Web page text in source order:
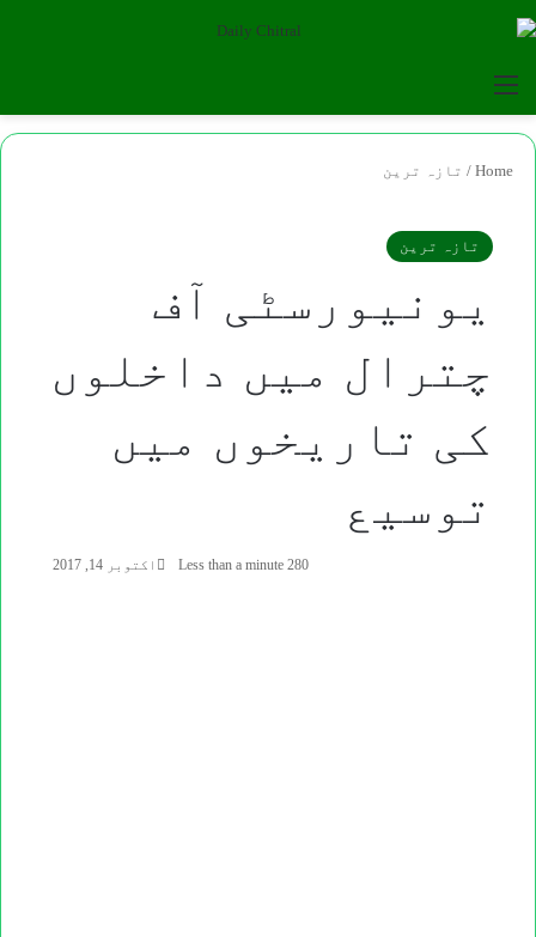
Menu
/ تازہ ترین
تازہ ترین
یونیورسٹی آف
چترال میں داخلوں
کی تاریخوں میں
توسیع
اکتوبر 14, 2017